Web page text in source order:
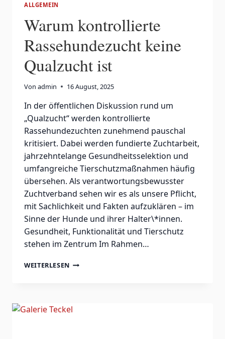
ALLGEMEIN
Warum kontrollierte
Rassehundezucht keine
Qualzucht ist
Von admin 16 August, 2025
In der öffentlichen Diskussion rund um
„Qualzucht“ werden kontrollierte
Rassehundezuchten zunehmend pauschal
kritisiert. Dabei werden fundierte Zuchtarbeit,
jahrzehntelange Gesundheitsselektion und
umfangreiche Tierschutzmaßnahmen häufig
übersehen. Als verantwortungsbewusster
Zuchtverband sehen wir es als unsere Pflicht,
mit Sachlichkeit und Fakten aufzuklären – im
Sinne der Hunde und ihrer Halter\*innen.
Gesundheit, Funktionalität und Tierschutz
stehen im Zentrum Im Rahmen…
WEITERLESEN WARUM
IST